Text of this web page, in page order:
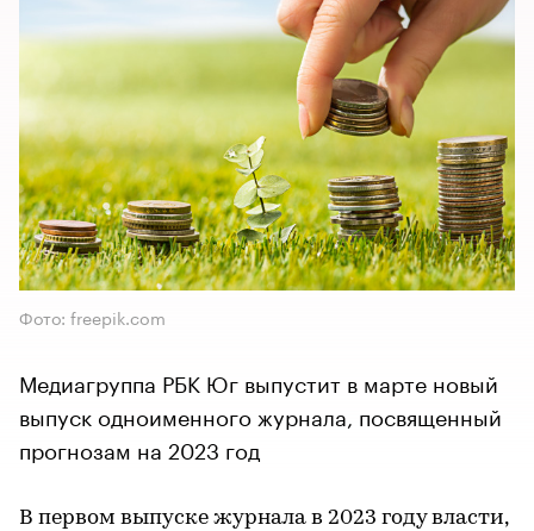
Фото: freepik.com
Медиагруппа РБК Юг выпустит в марте новый
выпуск одноименного журнала, посвященный
прогнозам на 2023 год
В первом выпуске журнала в 2023 году власти,